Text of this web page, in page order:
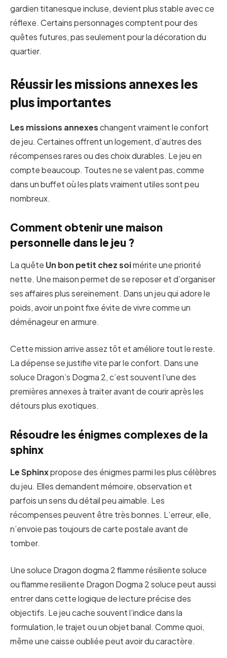
gardien titanesque incluse, devient plus stable avec ce
réflexe. Certains personnages comptent pour des
quêtes futures, pas seulement pour la décoration du
quartier.
Réussir les missions annexes les
plus importantes
Les missions annexeschangent vraiment le confort
de jeu. Certaines offrent un logement, d’autres des
récompenses rares ou des choix durables. Le jeu en
compte beaucoup. Toutes ne se valent pas, comme
dans un buffet où les plats vraiment utiles sont peu
nombreux.
Comment obtenir une maison
personnelle dans le jeu ?
La quête Un bon petit chez soimérite une priorité
nette. Une maison permet de se reposer et d’organiser
ses affaires plus sereinement. Dans un jeu qui adore le
poids, avoir un point fixe évite de vivre comme un
déménageur en armure.
Cette mission arrive assez tôt et améliore tout le reste.
La dépense se justifie vite par le confort. Dans une
soluce Dragon’s Dogma 2, c’est souvent l’une des
premières annexes à traiter avant de courir après les
détours plus exotiques.
Résoudre les énigmes complexes de la
sphinx
Le Sphinxpropose des énigmes parmi les plus célèbres
du jeu. Elles demandent mémoire, observation et
parfois un sens du détail peu aimable. Les
récompenses peuvent être très bonnes. L’erreur, elle,
n’envoie pas toujours de carte postale avant de
tomber.
Une soluce Dragon dogma 2 flamme résiliente soluce
ou flamme resiliente Dragon Dogma 2 soluce peut aussi
entrer dans cette logique de lecture précise des
objectifs. Le jeu cache souvent l’indice dans la
formulation, le trajet ou un objet banal. Comme quoi,
même une caisse oubliée peut avoir du caractère.